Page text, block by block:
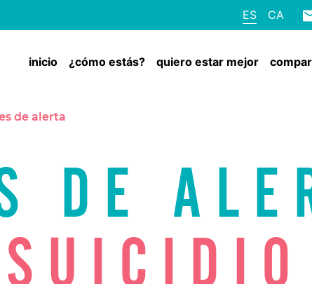
ES CA
inicio ¿cómo estás? quiero estar mejor
de alerta
DE